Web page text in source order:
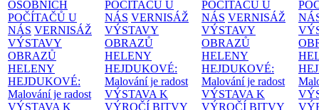
OSOBNÍCH
POČÍTAČŮ U
NÁS VERNISÁŽ
VÝSTAVY
OBRAZŮ
HELENY
HEJDUKOVÉ:
Malování je radost
VÝSTAVA K
POČÍTAČŮ U
NÁS VERNISÁŽ
VÝSTAVY
OBRAZŮ
HELENY
HEJDUKOVÉ:
Malování je radost
VÝSTAVA K
VÝROČÍ BITVY
POČÍTAČŮ U
NÁS VERNISÁŽ
VÝSTAVY
OBRAZŮ
HELENY
HEJDUKOVÉ:
Malování je radost
VÝSTAVA K
VÝROČÍ BITVY